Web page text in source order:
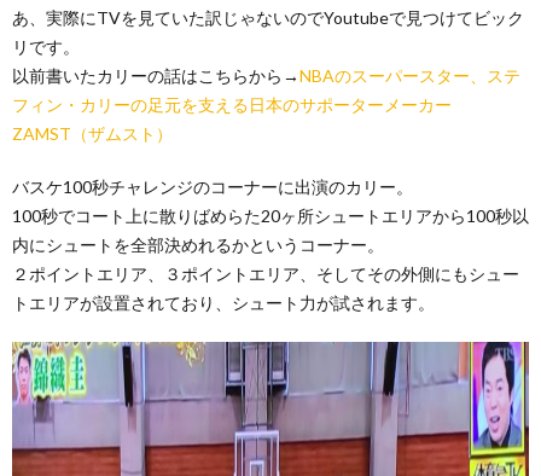
あ、実際にTVを見ていた訳じゃないのでYoutubeで見つけてビック
リです。
以前書いたカリーの話はこちらから→NBAのスーパースター、ステ
フィン・カリーの足元を支える日本のサポーターメーカー
ZAMST（ザムスト）
バスケ100秒チャレンジのコーナーに出演のカリー。
100秒でコート上に散りばめらた20ヶ所シュートエリアから100秒以
内にシュートを全部決めれるかというコーナー。
２ポイントエリア、３ポイントエリア、そしてその外側にもシュー
トエリアが設置されており、シュート力が試されます。